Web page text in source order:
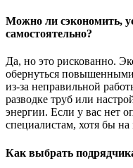
Можно ли сэкономить,
самостоятельно?
Да, но это рискованно.
обернуться
из-за неправильной
разводке труб или
энергии. Если у вас нет
специалистам, хотя бы
Как выбрать